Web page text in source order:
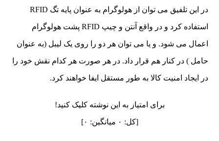
در این تلفیق می توان از هولوگرام به عنوان پایه تگ RFID
استفاده کرد و در واقع آنتن و چیپ RFID پشت هولوگرام
اعمال می شود. و یا می توان هر دو را روی یک لیبل (به عنوان
حامل ) در کنار هم قرار داد. در هر صورت هر کدام نقش خود را
در ایجاد امنیت کالا به طور مستقل ایفا خواهند کرد.
برای امتیاز به این نوشته کلیک کنید!
[کل: ۰ میانگین: ۰]